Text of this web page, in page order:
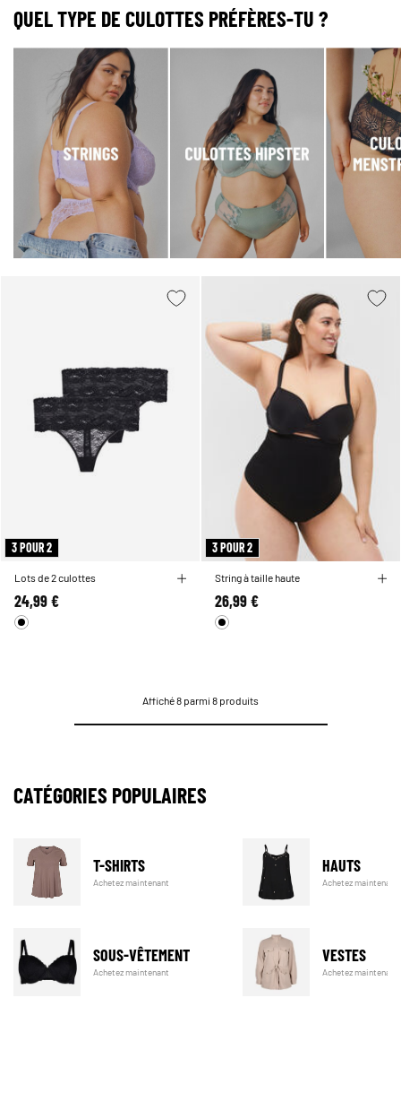
QUEL TYPE DE CULOTTES PRÉFÈRES-TU ?
3 POUR 2
Lots de 2 culottes
24,99 €
3 POUR 2
String à taille haute
26,99 €
Affiché 8 parmi 8 produits
CATÉGORIES POPULAIRES
T-SHIRTS
Achetez maintenant
HAUTS
Achetez maintenant
SOUS-VÊTEMENT
Achetez maintenant
VESTES
Achetez maintenant